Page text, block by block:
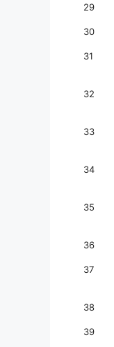
29
30
31
32
33
34
35
36
37
38
39